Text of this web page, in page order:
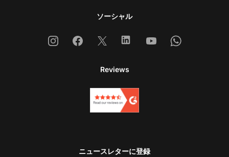
ソーシャル
InstagramFacebook
X LinkedinYoutubeWhatsapp
Reviews
ニュースレターに登録